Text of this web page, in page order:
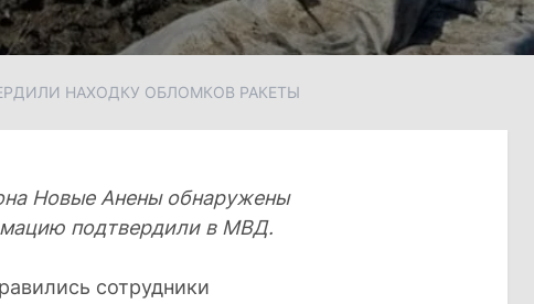
НАХОДКУ ОБЛОМКОВ РАКЕТЫ
Новые Анены обнаружены
подтвердили в МВД.
сотрудники